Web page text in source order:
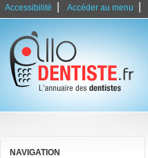
Accessibilité Accéder au menu
NAVIGATION